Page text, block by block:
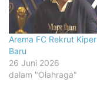
Arema FC Rekrut Kiper
Baru
26 Juni 2026
dalam "Olahraga"